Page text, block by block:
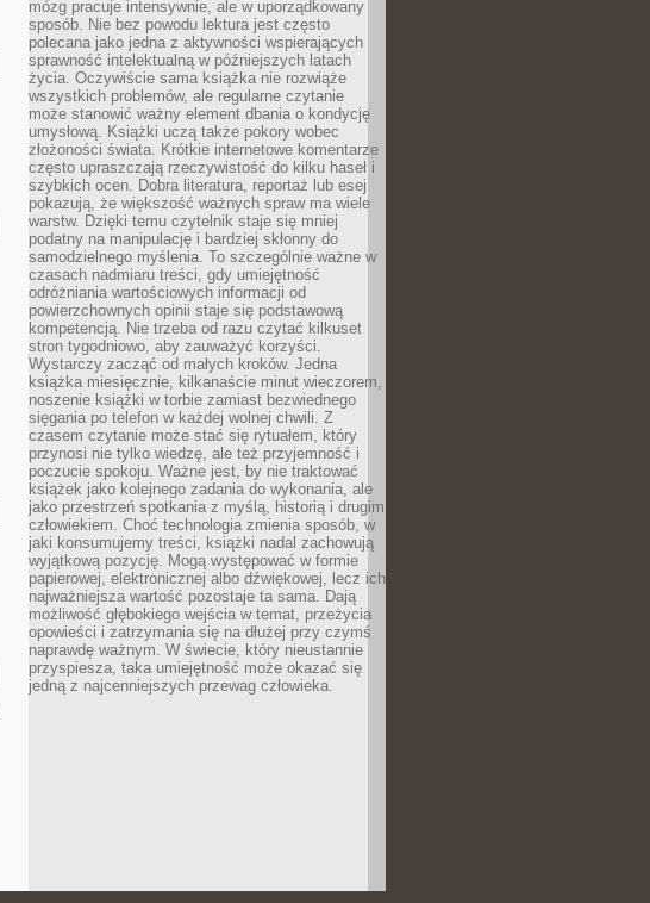
mózg pracuje intensywnie, ale w uporządkowany
sposób. Nie bez powodu lektura jest często
polecana jako jedna z aktywności wspierających
sprawność intelektualną w późniejszych latach
życia. Oczywiście sama książka nie rozwiąże
wszystkich problemów, ale regularne czytanie
może stanowić ważny element dbania o kondycję
umysłową. Książki uczą także pokory wobec
złożoności świata. Krótkie internetowe komentarze
często upraszczają rzeczywistość do kilku haseł i
szybkich ocen. Dobra literatura, reportaż lub esej
pokazują, że większość ważnych spraw ma wiele
warstw. Dzięki temu czytelnik staje się mniej
podatny na manipulację i bardziej skłonny do
samodzielnego myślenia. To szczególnie ważne w
czasach nadmiaru treści, gdy umiejętność
odróżniania wartościowych informacji od
powierzchownych opinii staje się podstawową
kompetencją. Nie trzeba od razu czytać kilkuset
stron tygodniowo, aby zauważyć korzyści.
Wystarczy zacząć od małych kroków. Jedna
książka miesięcznie, kilkanaście minut wieczorem,
noszenie książki w torbie zamiast bezwiednego
sięgania po telefon w każdej wolnej chwili. Z
czasem czytanie może stać się rytuałem, który
przynosi nie tylko wiedzę, ale też przyjemność i
poczucie spokoju. Ważne jest, by nie traktować
książek jako kolejnego zadania do wykonania, ale
jako przestrzeń spotkania z myślą, historią i drugim
człowiekiem. Choć technologia zmienia sposób, w
jaki konsumujemy treści, książki nadal zachowują
wyjątkową pozycję. Mogą występować w formie
papierowej, elektronicznej albo dźwiękowej, lecz ich
najważniejsza wartość pozostaje ta sama. Dają
możliwość głębokiego wejścia w temat, przeżycia
opowieści i zatrzymania się na dłużej przy czymś
naprawdę ważnym. W świecie, który nieustannie
przyspiesza, taka umiejętność może okazać się
jedną z najcenniejszych przewag człowieka.